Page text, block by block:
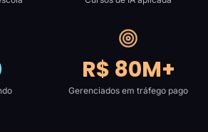
R$ 80M+
Gerenciados em tráfego pago